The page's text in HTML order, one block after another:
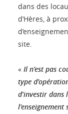
dans des
d’Hères, à
site.
« Il n’est pas
type
d’investir dans